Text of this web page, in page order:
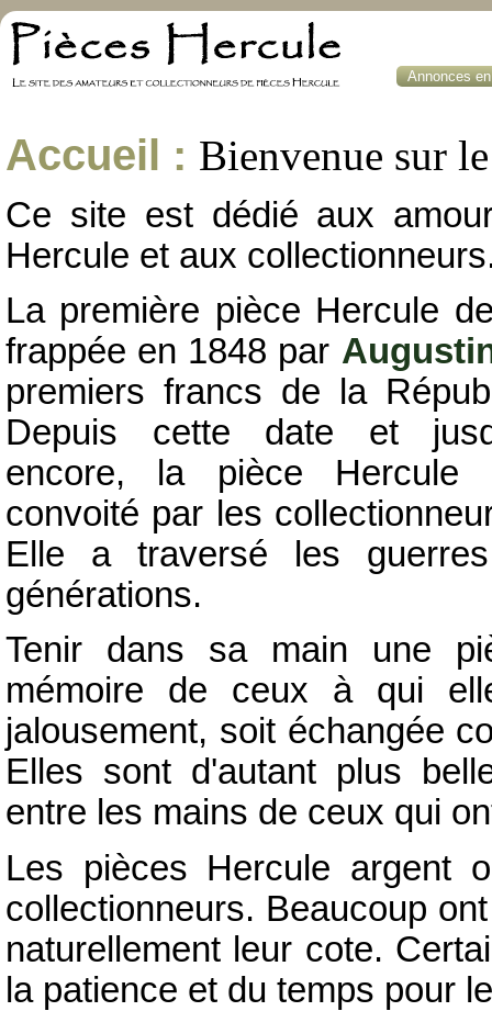
Annonces
Accueil : Bienvenue sur
Ce site est dédié aux
Hercule et aux
La première pièce Hercule
frappée en 1848 par
premiers francs de la
Depuis cette date et
encore, la pièce Hercule
convoité par les
Elle a traversé les
générations.
Tenir dans sa main une
mémoire de ceux à qui
jalousement, soit échangée
Elles sont d'autant plus
entre les mains de ceux qui
Les pièces Hercule argent
collectionneurs. Beaucoup
naturellement leur cote.
la patience et du temps pour